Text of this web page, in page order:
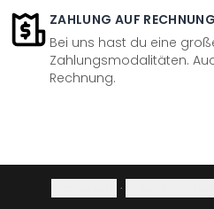
ZAHLUNG AUF RECHNUNG
Bei uns hast du eine
Zahlungsmodalitäten.
Rechnung.
·